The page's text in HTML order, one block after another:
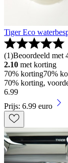
Tiger Eco
(1)Beoordeeld met
2.10 met korting
70% korting70%
70% korting,
6.99
Prijs: 6.99 euro